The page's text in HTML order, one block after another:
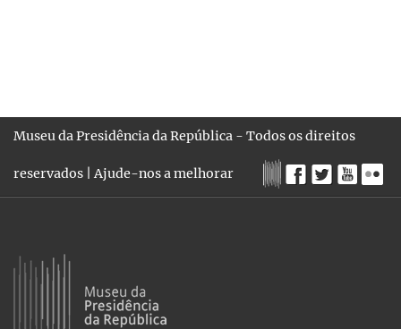
Museu da Presidência da República - Todos os direitos
reservados |Ajude-nos a melhorar